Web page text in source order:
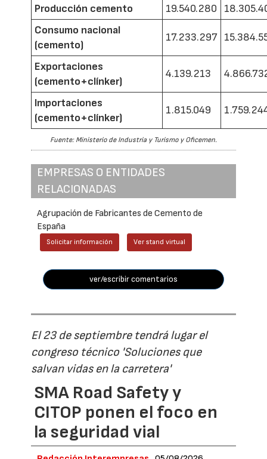
Producción cemento 19.540.280
Consumo nacional
(cemento)
17.233.297
Exportaciones
(cemento+clínker)
4.139.213
Importaciones
(cemento+clínker)
1.815.049
Fuente: Ministerio de Industria y Turismo y Oficemen.
EMPRESAS O ENTIDADES
RELACIONADAS
Agrupación de Fabricantes de Cemento de
España
Solicitar información Ver stand virtual
ver/escribir comentarios
El 23 de septiembre tendrá lugar el
congreso técnico 'Soluciones que
salvan vidas en la carretera'
SMA Road Safety y
CITOP ponen el foco en
la seguridad vial